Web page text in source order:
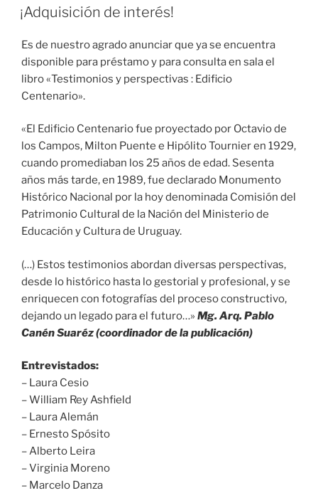
EL
¡Adquisición de interés!
Es de nuestro agrado anunciar que ya se encuentra
disponible para préstamo y para consulta en sala el
libro «Testimonios y perspectivas : Edificio
Centenario».
«El Edificio Centenario fue proyectado por Octavio de
los Campos, Milton Puente e Hipólito Tournier en 1929,
cuando promediaban los 25 años de edad. Sesenta
años más tarde, en 1989, fue declarado Monumento
Histórico Nacional por la hoy denominada Comisión del
Patrimonio Cultural de la Nación del Ministerio de
Educación y Cultura de Uruguay.
(…) Estos testimonios abordan diversas perspectivas,
desde lo histórico hasta lo gestorial y profesional, y se
enriquecen con fotografías del proceso constructivo,
dejando un legado para el futuro…» Mg. Arq. Pablo
Canén Suaréz (coordinador de la publicación)
Entrevistados:
– Laura Cesio
– William Rey Ashfield
– Laura Alemán
– Ernesto Spósito
– Alberto Leira
– Virginia Moreno
– Marcelo Danza